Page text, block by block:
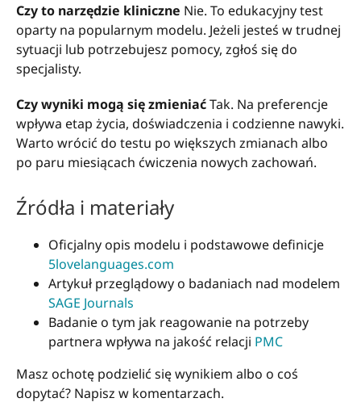
Czy to narzędzie kliniczne Nie. To edukacyjny test
oparty na popularnym modelu. Jeżeli jesteś w trudnej
sytuacji lub potrzebujesz pomocy, zgłoś się do
specjalisty.
Czy wyniki mogą się zmieniaćTak. Na preferencje
wpływa etap życia, doświadczenia i codzienne nawyki.
Warto wrócić do testu po większych zmianach albo
po paru miesiącach ćwiczenia nowych zachowań.
Źródła i materiały
Oficjalny opis modelu i podstawowe definicje
5lovelanguages.com
Artykuł przeglądowy o badaniach nad modelem
SAGE Journals
Badanie o tym jak reagowanie na potrzeby
partnera wpływa na jakość relacji PMC
Masz ochotę podzielić się wynikiem albo o coś
dopytać? Napisz w komentarzach.